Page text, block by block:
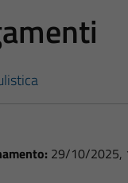
29/10/2025,